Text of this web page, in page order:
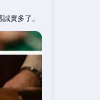
實多了。